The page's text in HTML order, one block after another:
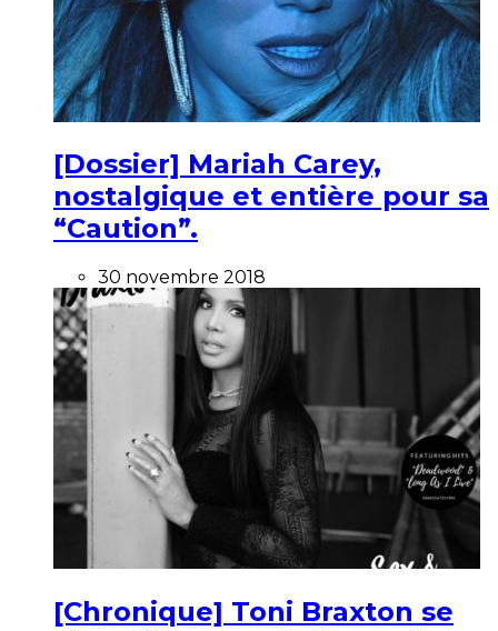
[Dossier] Mariah Carey,
nostalgique et entière pour sa
“Caution”.
30 novembre 2018
[Chronique] Toni Braxton se